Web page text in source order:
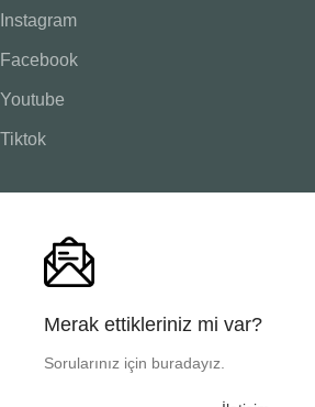
Instagram
Facebook
Youtube
Tiktok
Merak ettikleriniz mi var?
Sorularınız için buradayız.